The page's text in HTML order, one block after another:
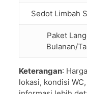
Sedot Limbah
Paket
Bulanan/
Keterangan:
lokasi, kondisi